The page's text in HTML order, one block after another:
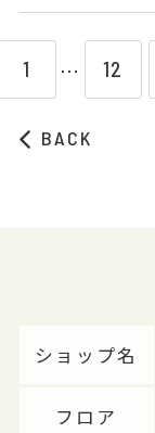
BACK
1 ⋯ 12
ショップ名
フロア